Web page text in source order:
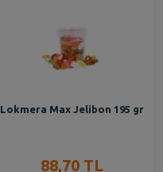
Lokmera Max Jelibon 195 gr
88,70 TL